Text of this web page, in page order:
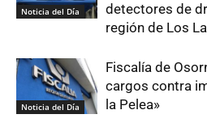
Noticia del Día
detectores de
región de Los
Noticia del Día
Fiscalía de
cargos contra
la Pelea»